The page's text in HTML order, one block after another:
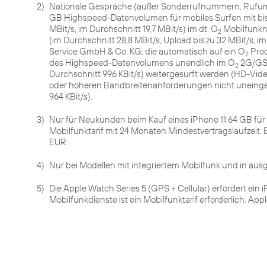
2) Nationale Gespräche (außer Sonderrufnummern,
GB Highspeed-Datenvolumen für mobiles Surfen mit
MBit/s, im Durchschnitt 19,7 MBit/s) im dt. O2
(im Durchschnitt 28,8 MBit/s; Upload bis zu 32 MBit/s,
Service GmbH & Co. KG, die automatisch auf ein O2
des Highspeed-Datenvolumens unendlich im O2 2G/
Durchschnitt 996 KBit/s) weitergesurft werden (HD-
oder höheren Bandbreitenanforderungen nicht
3) Nur für Neukunden beim Kauf eines iPhone 11 64 GB
Mobilfunktarif mit 24 Monaten Mindestvertragslaufzeit.
EUR.
4) Nur bei Modellen mit integriertem Mobilfunk und in
5) Die Apple Watch Series 5 (GPS + Cellular) erfordert ein
Mobilfunkdienste ist ein Mobilfunktarif erforderlich.